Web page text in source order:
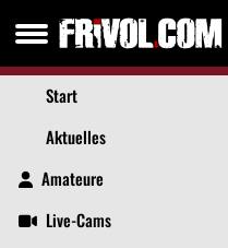
Start
Aktuelles
Amateure
Live-Cams